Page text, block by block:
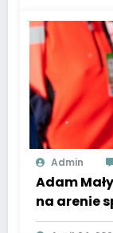
Admin
Adam
na arenie